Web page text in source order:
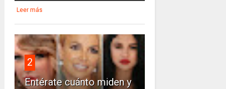
Leer más
2
Entérate cuánto miden y